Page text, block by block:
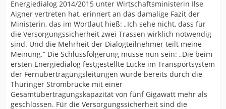
Energiedialog 2014/2015 unter Wirtschaftsministerin Ilse
Aigner vertreten hat, erinnert an das damalige Fazit der
Ministerin, das im Wortlaut hieß: „Ich sehe nicht, dass für
die Versorgungssicherheit zwei Trassen wirklich notwendig
sind. Und die Mehrheit der Dialogteilnehmer teilt meine
Meinung.“ Die Schlussfolgerung müsse nun sein: „Die beim
ersten Energiedialog festgestellte Lücke im Transportsystem
der Fernübertragungsleitungen wurde bereits durch die
Thüringer Strombrücke mit einer
Gesamtübertragungskapazität von fünf Gigawatt mehr als
geschlossen. Für die Versorgungssicherheit sind die